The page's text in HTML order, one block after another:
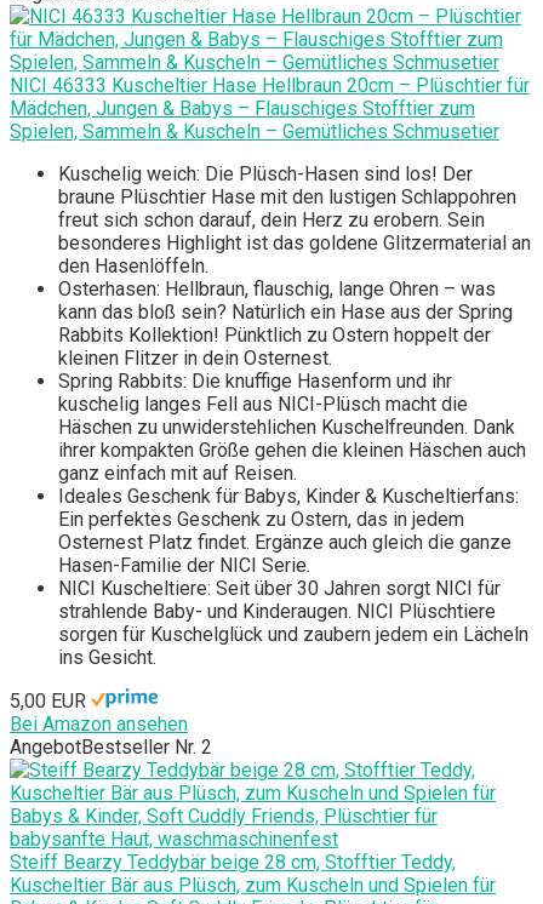
NICI 46333 Kuscheltier Hase Hellbraun 20cm – Plüschtier für
Mädchen, Jungen & Babys – Flauschiges Stofftier zum
Spielen, Sammeln & Kuscheln – Gemütliches Schmusetier
Kuschelig weich: Die Plüsch-Hasen sind los! Der
braune Plüschtier Hase mit den lustigen Schlappohren
freut sich schon darauf, dein Herz zu erobern. Sein
besonderes Highlight ist das goldene Glitzermaterial an
den Hasenlöffeln.
Osterhasen: Hellbraun, flauschig, lange Ohren – was
kann das bloß sein? Natürlich ein Hase aus der Spring
Rabbits Kollektion! Pünktlich zu Ostern hoppelt der
kleinen Flitzer in dein Osternest.
Spring Rabbits: Die knuffige Hasenform und ihr
kuschelig langes Fell aus NICI-Plüsch macht die
Häschen zu unwiderstehlichen Kuschelfreunden. Dank
ihrer kompakten Größe gehen die kleinen Häschen auch
ganz einfach mit auf Reisen.
Ideales Geschenk für Babys, Kinder & Kuscheltierfans:
Ein perfektes Geschenk zu Ostern, das in jedem
Osternest Platz findet. Ergänze auch gleich die ganze
Hasen-Familie der NICI Serie.
NICI Kuscheltiere: Seit über 30 Jahren sorgt NICI für
strahlende Baby- und Kinderaugen. NICI Plüschtiere
sorgen für Kuschelglück und zaubern jedem ein Lächeln
ins Gesicht.
5,00 EUR
Bei Amazon ansehen
AngebotBestseller Nr. 2
Steiff Bearzy Teddybär beige 28 cm, Stofftier Teddy,
Kuscheltier Bär aus Plüsch, zum Kuscheln und Spielen für